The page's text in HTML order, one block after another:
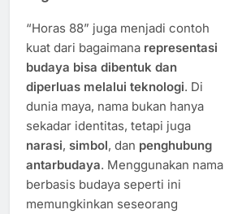
“Horas 88” juga menjadi contoh
kuat dari bagaimana representasi
budaya bisa dibentuk dan
diperluas melalui teknologi. Di
dunia maya, nama bukan hanya
sekadar identitas, tetapi juga
narasi, simbol, dan penghubung
antarbudaya. Menggunakan nama
berbasis budaya seperti ini
memungkinkan seseorang